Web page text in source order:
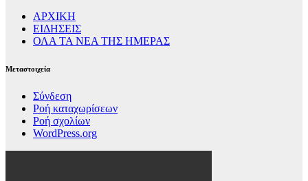
ΑΡΧΙΚΗ
ΕΙΔΗΣΕΙΣ
ΟΛΑ ΤΑ ΝΕΑ ΤΗΣ ΗΜΕΡΑΣ
Μεταστοιχεία
Σύνδεση
Ροή καταχωρίσεων
Ροή σχολίων
WordPress.org